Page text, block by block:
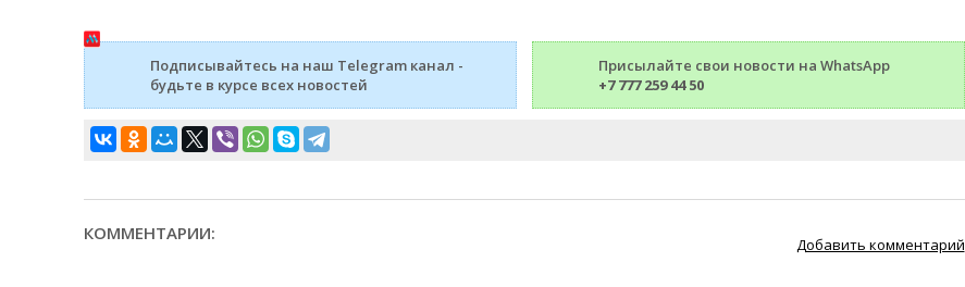
Подписывайтесь на наш Telegram канал -
будьте в курсе всех новостей
Присылайте свои новости на WhatsApp
+7 777 259 44 50
КОММЕНТАРИИ:
Добавить комментарий